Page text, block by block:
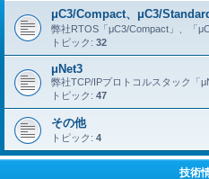
μC3/Compact、μC3/
弊社RTOS「μC3/Compact」、「
トピック: 32
μNet3
弊社TCP/IPプロトコルスタック「
トピック: 47
その他
トピック: 4
技術